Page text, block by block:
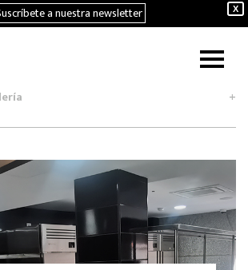
X
a nuestra newsletter
+